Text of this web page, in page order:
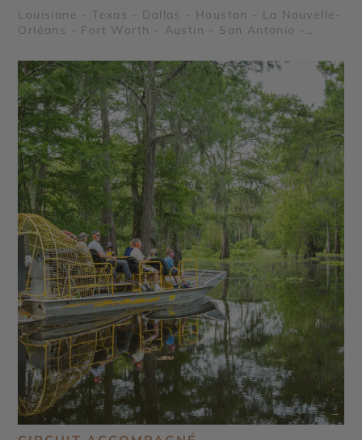
Louisiane - Texas - Dallas - Houston - La Nouvelle-
Orléans - Fort Worth - Austin - San Antonio -
Le Pays Cajun - Le Quartier Français de la Nouvelle
Orléans - NASA Johnson Space Center - Stockyards
de Fort Worth - Missions de San Antonio - Le River
Walk de San Antonio - Les ranchs au Texas